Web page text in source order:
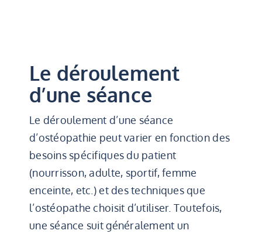
Le déroulement
d’une séance
Le déroulement d’une séance
d’ostéopathie peut varier en fonction des
besoins spécifiques du patient
(nourrisson, adulte, sportif, femme
enceinte, etc.) et des techniques que
l’ostéopathe choisit d’utiliser. Toutefois,
une séance suit généralement un